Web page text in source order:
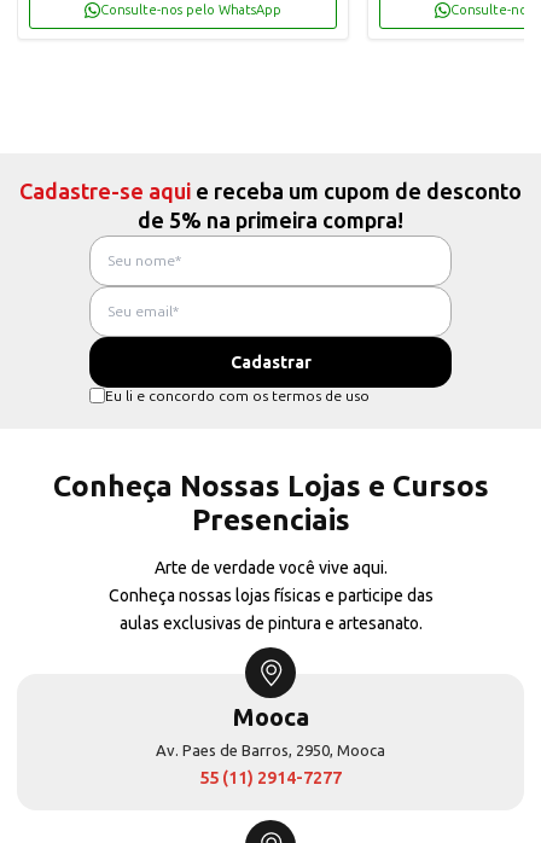
Consulte-nos pelo WhatsApp Consulte-nos
Cadastre-se aqui e receba um cupom de desconto
de 5% na primeira compra!
Eu li e concordo com os termos de uso
Conheça Nossas Lojas e Cursos
Presenciais
Arte de verdade você vive aqui.
Conheça nossas lojas físicas e participe das
aulas exclusivas de pintura e artesanato.
Mooca
Av. Paes de Barros, 2950, Mooca
55 (11) 2914-7277